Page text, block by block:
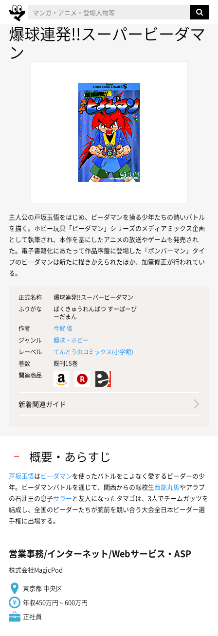
爆球連発!!スーパービーダマ
ン
主人公の戸坂玉悟をはじめ、ビーダマンを操る少年たちの熱いバトル
を描く。ホビー玩具「ビーダマン」シリーズのメディアミックス企画
として執筆され、本作を基にしたアニメの放送やゲームも発売され
た。電子書籍化にあたって作品序盤に登場した「ボンバーマン」タイ
プのビーダマンは新たに描きかえられたほか、加筆修正が行われてい
る。
正式名称
爆球連発!!スーパービーダマン
ふりがな
ばくきゅうれんぱつ すーぱーび
ーだまん
作者
今賀 俊
ジャンル
趣味・ホビー
レーベル
てんとう虫コミックス(小学館)
巻数
既刊15巻
関連商品
新着関連ガイド
概要・あらすじ
戸坂玉悟はビーダマンを使ったバトルをこよなく愛するビーダーの少
年。ビーダマンバトルを通じて、関西からの転校生西部丸馬やアラブ
の石油王の息子サラーと友人になったタマゴは、3人でチームガッツを
結成し、全国のビーダーたちが腕前を競い合う大会全日本ビーダー選
手権に出場する。
営業事務/インターネット/Webサービス・ASP
株式会社MagicPod
東京都 中央区
年収450万円～600万円
正社員